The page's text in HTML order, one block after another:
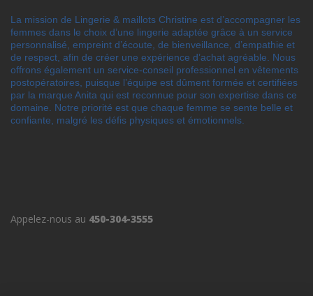
La mission de Lingerie & maillots Christine est d’accompagner les
femmes dans le choix d’une lingerie adaptée grâce à un service
personnalisé, empreint d’écoute, de bienveillance, d’empathie et
de respect, afin de créer une expérience d’achat agréable. Nous
offrons également un service-conseil professionnel en vêtements
postopératoires, puisque l’équipe est dûment formée et certifiées
par la marque Anita qui est reconnue pour son expertise dans ce
domaine. Notre priorité est que chaque femme se sente belle et
confiante, malgré les défis physiques et émotionnels.
Appelez-nous au 450-304-3555